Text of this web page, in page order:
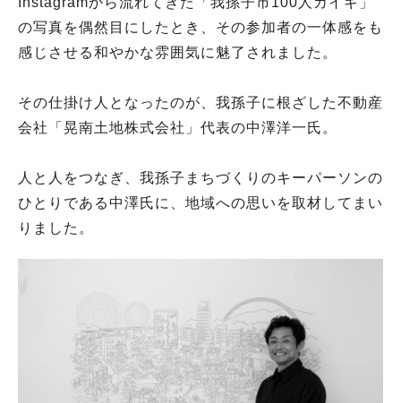
の写真を偶然目にしたとき、その参加者の一体感をも
感じさせる和やかな雰囲気に魅了されました。
その仕掛け人となったのが、我孫子に根ざした不動産
会社「晃南土地株式会社」代表の中澤洋一氏。
人と人をつなぎ、我孫子まちづくりのキーパーソンの
ひとりである中澤氏に、地域への思いを取材してまい
りました。